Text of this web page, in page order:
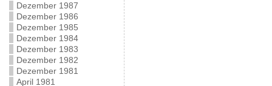
Dezember 1987
Dezember 1986
Dezember 1985
Dezember 1984
Dezember 1983
Dezember 1982
Dezember 1981
April 1981